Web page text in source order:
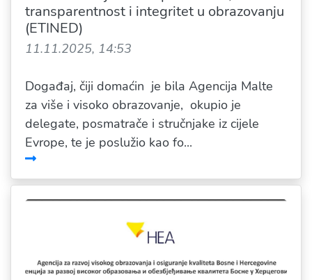
transparentnost i integritet u obrazovanju
(ETINED)
11.11.2025, 14:53
Događaj, čiji domaćin je bila Agencija Malte
za više i visoko obrazovanje, okupio je
delegate, posmatrače i stručnjake iz cijele
Evrope, te je poslužio kao fo...